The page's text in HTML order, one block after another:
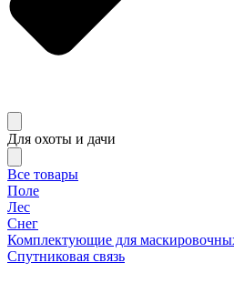
Для охоты и дачи
Все товары
Поле
Лес
Снег
Комплектующие для
Спутниковая связь